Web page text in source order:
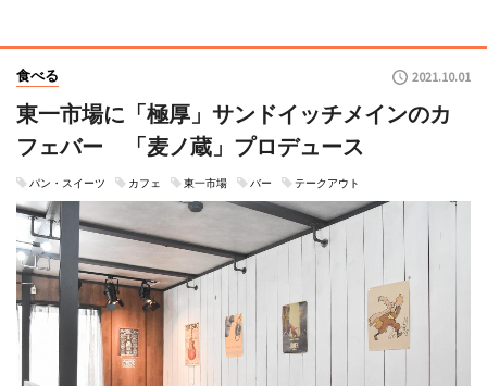
食べる 2021.10.01
東一市場に「極厚」サンドイッチメインのカ
フェバー 「麦ノ蔵」プロデュース
パン・スイーツ カフェ 東一市場 バー テークアウト